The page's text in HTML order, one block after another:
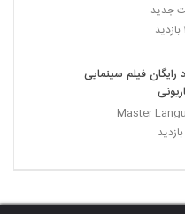
جدید
رایگان فیلم سینمایی
Master